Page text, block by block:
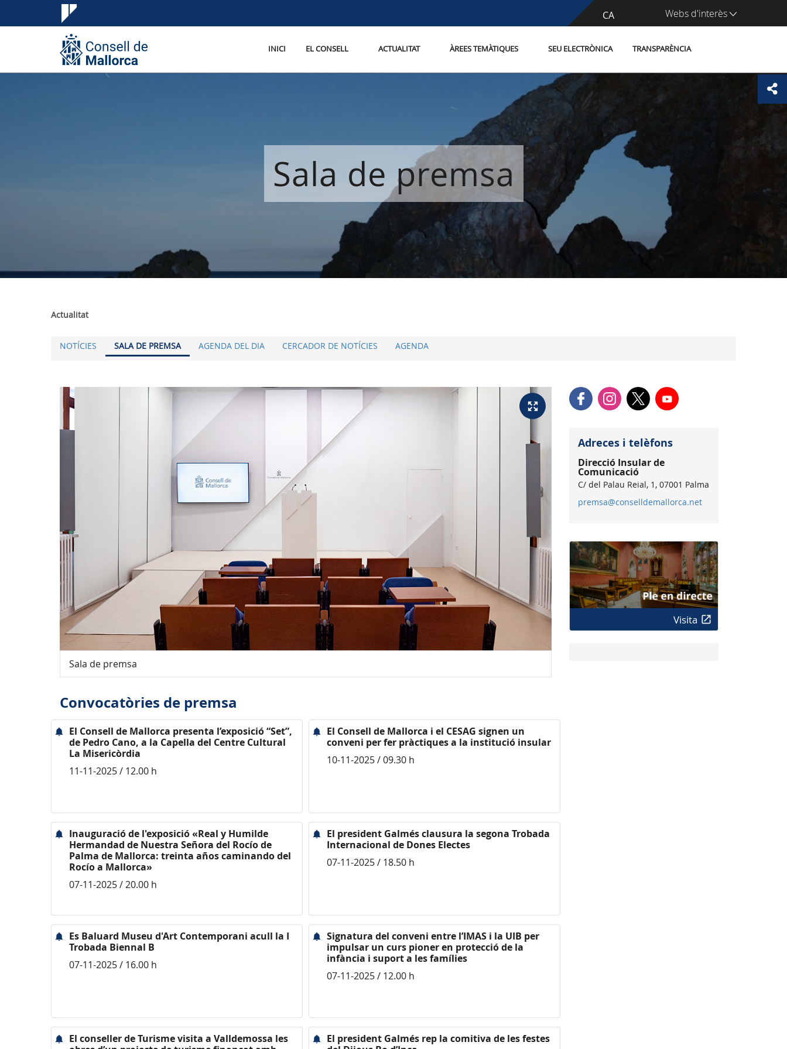
CA
ES Webs d'interès
INICI EL CONSELL ACTUALITAT ÀREES TEMÀTIQUES SEU ELECTRÒNICA TRANSPARÈNCIA
Sala de premsa
Actualitat
NOTÍCIES SALA DE PREMSA AGENDA DEL DIA CERCADOR DE NOTÍCIES AGENDA
Sala de premsa
Convocatòries de premsa
El Consell de Mallorca presenta l’exposició “Set”,
de Pedro Cano, a la Capella del Centre Cultural
La Misericòrdia
11-11-2025 / 12.00 h
El Consell de Mallorca i el CESAG signen un
conveni per fer pràctiques a la institució insular
10-11-2025 / 09.30 h
Inauguració de l'exposició «Real y Humilde
Hermandad de Nuestra Señora del Rocío de
Palma de Mallorca: treinta años caminando del
Rocío a Mallorca»
07-11-2025 / 20.00 h
El president Galmés clausura la segona Trobada
Internacional de Dones Electes
07-11-2025 / 18.50 h
Es Baluard Museu d'Art Contemporani acull la I
Trobada Biennal B
07-11-2025 / 16.00 h
Signatura del conveni entre l’IMAS i la UIB per
impulsar un curs pioner en protecció de la
infància i suport a les famílies
07-11-2025 / 12.00 h
El conseller de Turisme visita a Valldemossa les
El president Galmés rep la comitiva de les festes
Adreces i telèfons
Direcció Insular de
Comunicació
C/ del Palau Reial, 1, 07001 Palma
premsa@conselldemallorca.net
Visita